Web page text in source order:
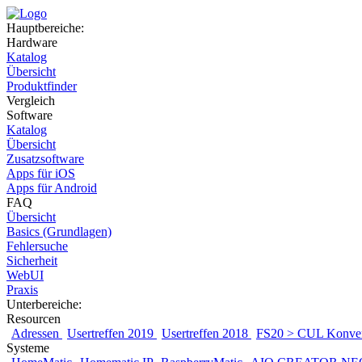
Hauptbereiche:
Hardware
Katalog
Übersicht
Produktfinder
Vergleich
Software
Katalog
Übersicht
Zusatzsoftware
Apps für iOS
Apps für Android
FAQ
Übersicht
Basics (Grundlagen)
Fehlersuche
Sicherheit
WebUI
Praxis
Unterbereiche:
Resourcen
Adressen
Usertreffen 2019 Usertreffen 2018 FS20 > CUL
Systeme